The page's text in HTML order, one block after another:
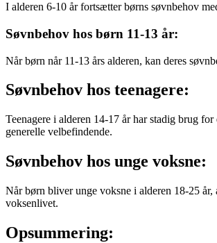
I alderen 6-10 år fortsætter børns søvnbehov
Søvnbehov hos børn 11-13 år:
Når børn når 11-13 års alderen, kan deres
Søvnbehov hos teenagere:
Teenagere i alderen 14-17 år har stadig brug
generelle velbefindende.
Søvnbehov hos unge voksne:
Når børn bliver unge voksne i alderen 18-25
voksenlivet.
Opsummering: